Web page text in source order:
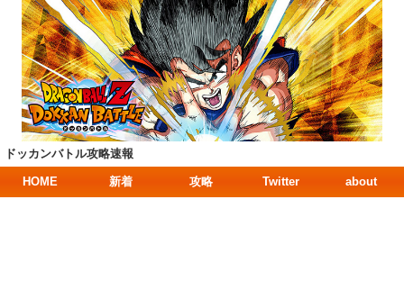
ドッカンバトル攻略速報
HOME 新着 攻略 Twitter about